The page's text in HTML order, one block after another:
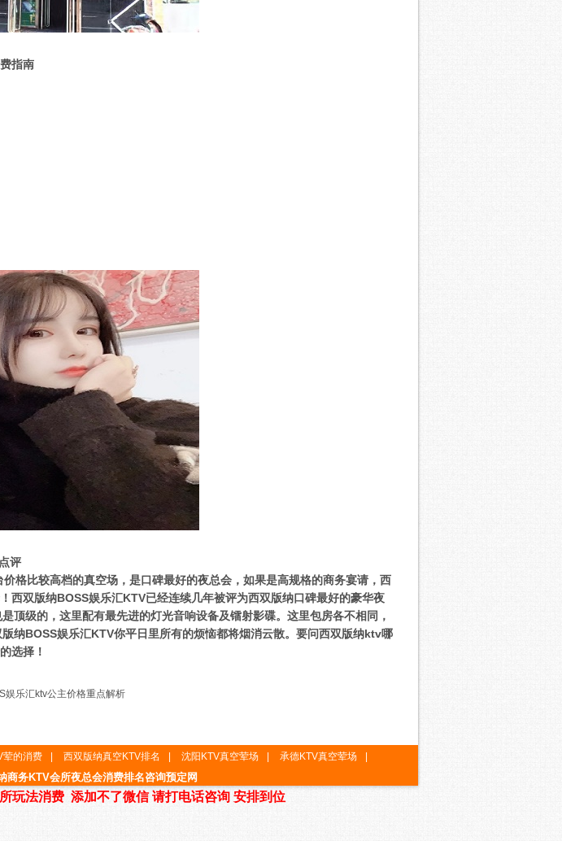
指南
评
格比较高档的真空场，是口碑最好的夜总会，如果是高规格的商务宴请，西
西双版纳BOSS娱乐汇KTV已经连续几年被评为西双版纳口碑最好的豪华夜
顶级的，这里配有最先进的灯光音响设备及镭射影碟。这里包房各不相同，
纳BOSS娱乐汇KTV你平日里所有的烦恼都将烟消云散。要问西双版纳ktv哪
选择！
娱乐汇ktv公主价格重点解析
务KTV会所夜总会消费排名咨询预定网
玩法消费 添加不了微信 请打电话咨询 安排到位
荤的消费 西双版纳真空KTV排名 沈阳KTV真空荤场 承德KTV真空荤场